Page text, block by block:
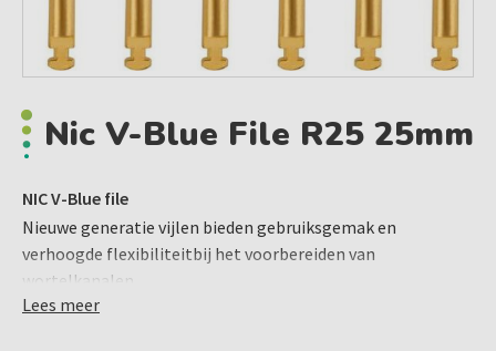
Nic V-Blue File R25 25mm
NIC V-Blue file
Nieuwe generatie vijlen bieden gebruiksgemak en
verhoogde flexibiliteitbij het voorbereiden van
wortelkanalen.
Alternatief voor de Reciproc Blue
Lees meer